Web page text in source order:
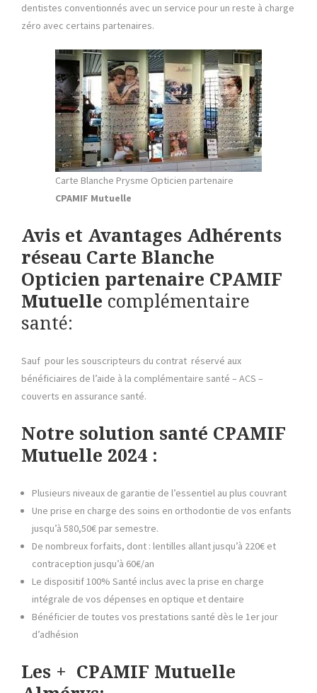
dentistes conventionnés avec un service pour un reste à charge
zéro avec certains partenaires.
Carte Blanche Prysme Opticien partenaire
CPAMIF Mutuelle
Avis et Avantages Adhérents
réseau Carte Blanche
Opticien partenaire CPAMIF
Mutuelle complémentaire
santé:
Sauf pour les souscripteurs du contrat réservé aux
bénéficiaires de l’aide à la complémentaire santé – ACS –
couverts en assurance santé.
Notre solution santé CPAMIF
Mutuelle 2024 :
Plusieurs niveaux de garantie de l’essentiel au plus couvrant
Une prise en charge des soins en orthodontie de vos enfants
jusqu’à 580,50€ par semestre.
De nombreux forfaits, dont : lentilles allant jusqu’à 220€ et
contraception jusqu’à 60€/an
Le dispositif 100% Santé inclus avec la prise en charge
intégrale de vos dépenses en optique et dentaire
Bénéficier de toutes vos prestations santé dès le 1er jour
d’adhésion
Les + CPAMIF Mutuelle